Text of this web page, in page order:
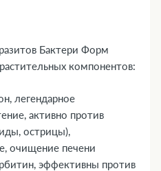
Бактери Форм
компонентов:
легендарное
активно против
острицы),
очищение печени
эффективны против